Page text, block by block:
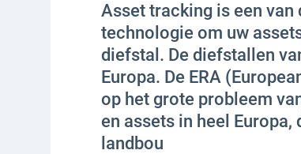
Asset tracking is een van
technologie om uw
diefstal. De diefstallen
Europa. De ERA
op het grote probleem
en assets in heel Europa,
landbou